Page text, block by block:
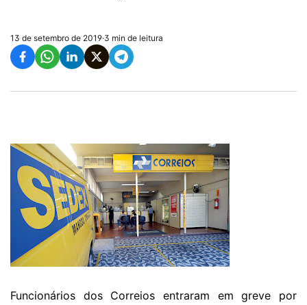
13 de setembro de 2019·3 min de leitura
Funcionários dos Correios entraram em greve por